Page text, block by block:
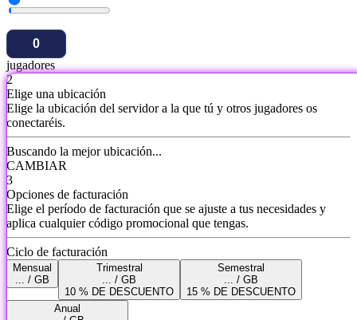
jugadores
2
Elige una ubicación
Elige la ubicación del servidor a la que tú y otros jugadores os
conectaréis.
Buscando la mejor ubicación...
CAMBIAR
3
Opciones de facturación
Elige el período de facturación que se ajuste a tus necesidades y
aplica cualquier código promocional que tengas.
Ciclo de facturación
Mensual
... / GB
Trimestral
... / GB
10 % DE DESCUENTO
Semestral
... / GB
15 % DE DESCUENTO
Anual